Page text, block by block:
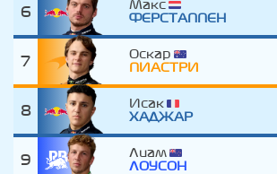
6
Макс
ФЕРСТАППЕН
7
Оскар
ПИАСТРИ
8
Исак
ХАДЖАР
9
Лиам
ЛОУСОН